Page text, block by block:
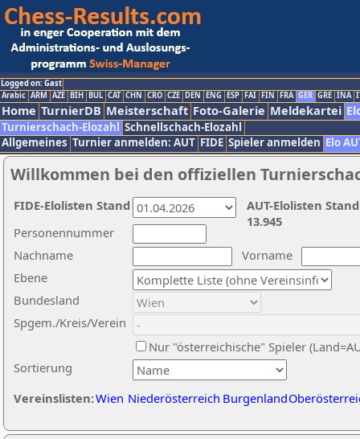
Logged on: Gast
Arabic ARM AZE BIH BUL CAT CHN CRO CZE DEN ENG ESP FAI FIN FRA GER GRE INA
Home TurnierDB Meisterschaft Foto-Galerie Meldekartei
Turnierschach-Elozahl Schnellschach-Elozahl
Allgemeines Turnier anmelden: AUT FIDE Spieler anmelden Elo
Willkommen bei den offiziellen
Nachname
Vorname
Ebene
Sortierung
Personennummer
Bundesland
Spgem./Kreis/Verein
Nur "österreichische" Spieler
Vereinslisten:Wien Niederösterreich Burgenland
AUT-Elolisten
13.945
FIDE-Elolisten Stand